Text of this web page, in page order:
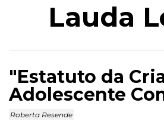
Lauda
"Estatuto da
Adolescente
Roberta Resende